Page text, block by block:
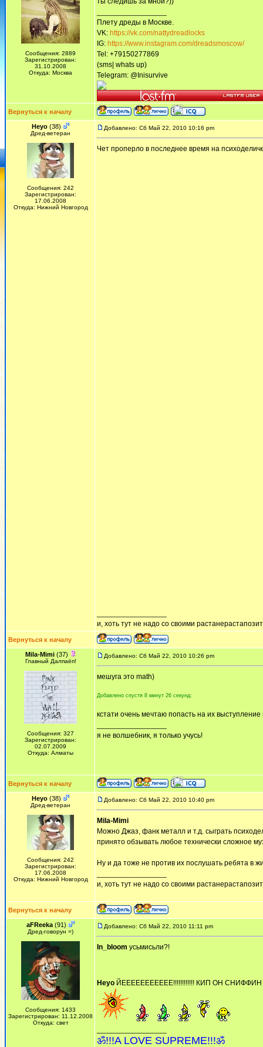
Сообщения: 2889
Зарегистрирован:
31.10.2008
Откуда: Москва
Плету дреды в Москве.
VK: https://vk.com/nattydreadlocks
IG: https://www.instagram.com/dreadsmoscow/
Tel: +79150277869
(sms| whats up)
Telegram: @Inisurvive
Вернуться к началу
Heyo (38)
Дред-ветеран
Сообщения: 242
Зарегистрирован:
17.06.2008
Откуда: Нижний Новгород
Добавлено: Сб Май 22, 2010 10:16 pm
Чет проперло в последнее время на
и, хоть тут не надо со своими
Вернуться к началу
Mila-Mimi(37)
Главный Далпаёп!
Сообщения: 327
Зарегистрирован:
02.07.2009
Откуда: Алматы
Добавлено: Сб Май 22, 2010 10:26 pm
мешуга это math)
Добавлено спустя 8 минут 26 секунд:
кстати очень мечтаю попасть на их
я не волшебник, я только учусь!
Вернуться к началу
Heyo (38)
Дред-ветеран
Сообщения: 242
Зарегистрирован:
17.06.2008
Откуда: Нижний Новгород
Добавлено: Сб Май 22, 2010 10:40 pm
Mila-Mimi
Можно Джаз, фанк металл и т.д. сыграть
принято обзывать любое технически сложное
Ну и да тоже не против их послушать ребята в
и, хоть тут не надо со своими
Вернуться к началу
aFReeka (91)
Дред-говорун =)
Сообщения: 1433
Зарегистрирован: 11.12.2008
Откуда: свет
Добавлено: Сб Май 22, 2010 11:11 pm
In_bloom усьмисьли?!
Heyo ЙЕЕЕЕЕЕЕЕЕЕЕ!!!!!!!!!!!! КИП ОН СНИФФИН
ॐ!!!A LOVE SUPREME!!!ॐ